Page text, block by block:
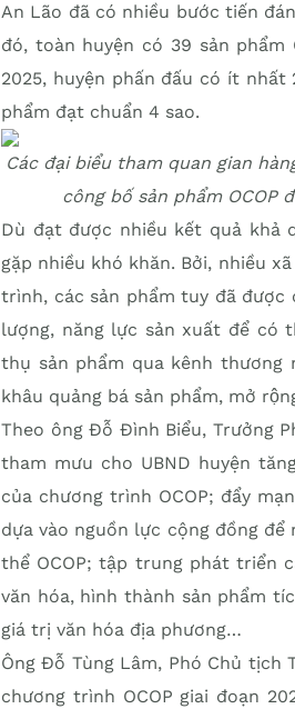
An Lão đã có nhiều bước tiến
đó, toàn huyện có 39 sản phẩm
2025, huyện phấn đấu có ít nhất
phẩm đạt chuẩn 4 sao.
Các đại biểu tham quan gian
công bố sản phẩm OCOP
Dù đạt được nhiều kết quả khả
gặp nhiều khó khăn. Bởi, nhiều
trình, các sản phẩm tuy đã được
lượng, năng lực sản xuất để có
thụ sản phẩm qua kênh
khâu quảng bá sản phẩm, mở
Theo ông Đỗ Đình Biểu, Trưởng
tham mưu cho UBND huyện
của chương trình OCOP; đẩy
dựa vào nguồn lực cộng đồng
thể OCOP; tập trung phát triển
văn hóa, hình thành sản phẩm
giá trị văn hóa địa phương…
Ông Đỗ Tùng Lâm, Phó Chủ tịch
chương trình OCOP giai đoạn